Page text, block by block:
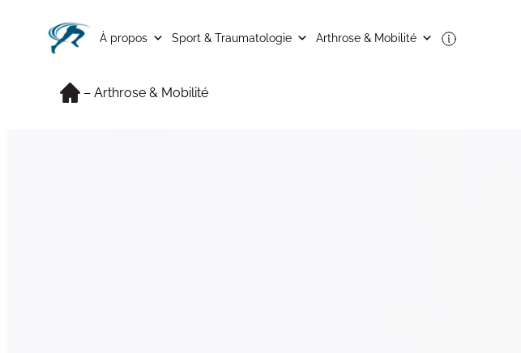
contenu
À propos Sport & Traumatologie Arthrose & Mobilité
Accueil
–Arthrose & Mobilité